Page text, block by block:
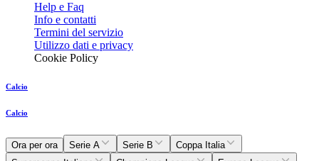
Help e Faq
Info e contatti
Termini del servizio
Utilizzo dati e privacy
Cookie Policy
Calcio
Calcio
Ora per ora Serie A Serie B
Coppa Italia